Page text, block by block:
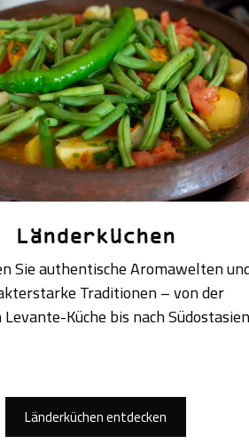
Länderküchen
Sie authentische Aromawelten
Traditionen – von der
Küche bis nach
Länderküchen entdecken